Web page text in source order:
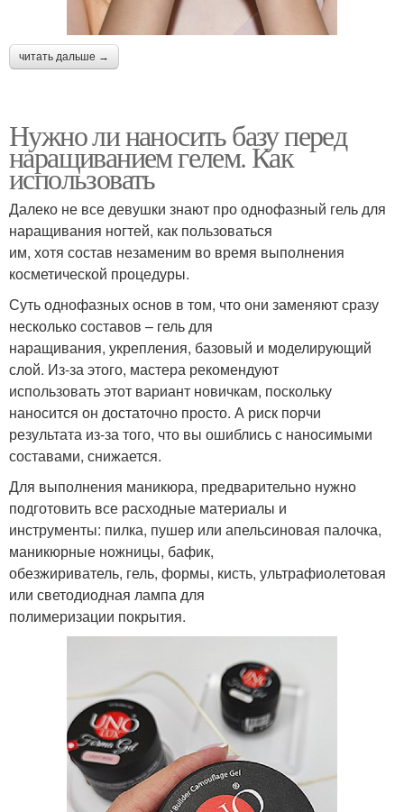
читать дальше →
Нужно ли наносить базу перед
наращиванием гелем. Как
использовать
Далеко не все девушки знают про однофазный гель для
наращивания ногтей, как пользоваться
им, хотя состав незаменим во время выполнения
косметической процедуры.
Суть однофазных основ в том, что они заменяют сразу
несколько составов – гель для
наращивания, укрепления, базовый и моделирующий
слой. Из-за этого, мастера рекомендуют
использовать этот вариант новичкам, поскольку
наносится он достаточно просто. А риск порчи
результата из-за того, что вы ошиблись с наносимыми
составами, снижается.
Для выполнения маникюра, предварительно нужно
подготовить все расходные материалы и
инструменты: пилка, пушер или апельсиновая палочка,
маникюрные ножницы, бафик,
обезжириватель, гель, формы, кисть, ультрафиолетовая
или светодиодная лампа для
полимеризации покрытия.